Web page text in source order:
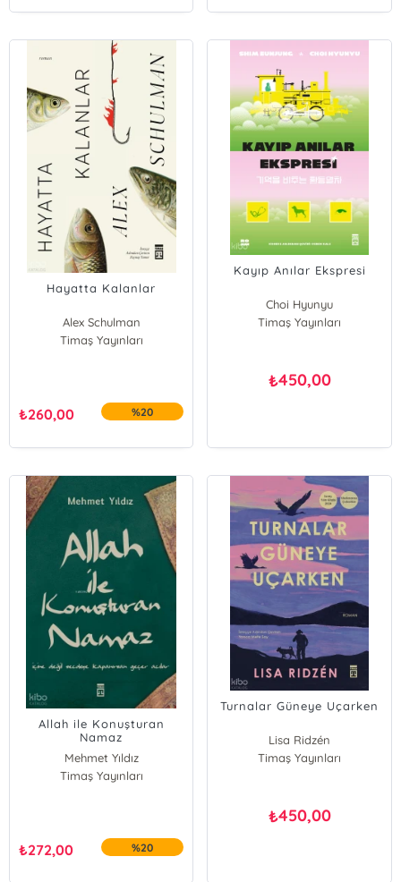
Hayatta Kalanlar
Alex Schulman
Timaş Yayınları
₺260,00 %20
Kayıp Anılar Ekspresi
Choi Hyunyu
Shim Eunjung
Timaş Yayınları
₺450,00
Allah ile Konuşturan
Namaz
Mehmet Yıldız
Timaş Yayınları
₺272,00 %20
Turnalar Güneye Uçarken
Lisa Ridzén
Timaş Yayınları
₺450,00